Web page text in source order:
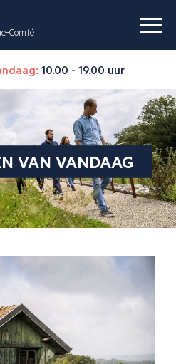
Comté
10.00 - 19.00 uur
VAN VANDAAG